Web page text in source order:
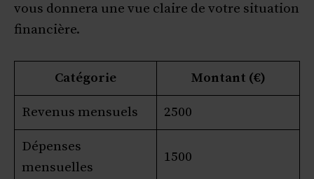
vous donnera une vue claire de votre situation
financière.
Catégorie Montant (€)
Revenus mensuels 2500
Dépenses
mensuelles
1500